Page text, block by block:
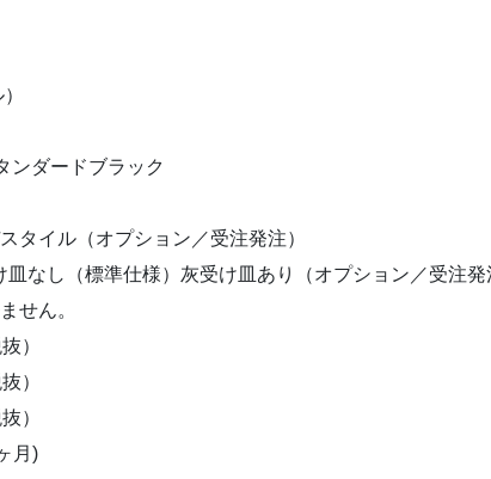
ダードブラック
イル（オプション／受注発注）
なし（標準仕様）灰受け皿あり（オプション／受注発
せん。
）
）
）
月)